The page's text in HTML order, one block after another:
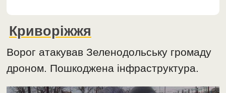
Криворіжжя
Ворог атакував Зеленодольську громаду
дроном. Пошкоджена інфраструктура.